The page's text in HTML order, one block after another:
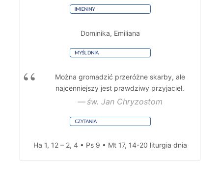
Dominika, Emiliana
Można gromadzić przeróżne skarby, ale
najcenniejszy jest prawdziwy przyjaciel.
św. Jan Chryzostom
Ha 1, 12 – 2, 4 • Ps 9 • Mt 17, 14-20 liturgia dnia